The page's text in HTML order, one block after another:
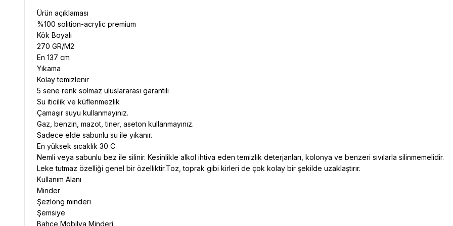
Ürün açıklaması
%100 solition-acrylic premium
Kök Boyalı
270 GR/M2
En 137 cm
Yıkama
Kolay temizlenir
5 sene renk solmaz uluslararası garantili
Su iticilik ve küflenmezlik
Çamaşır suyu kullanmayınız.
Gaz, benzin, mazot, tiner, aseton kullanmayınız.
Sadece elde sabunlu su ile yıkanır.
En yüksek sıcaklık 30 C
Nemli veya sabunlu bez ile silinir. Kesinlikle alkol ihtiva eden temizlik deterjanları, kolonya ve benzeri sıvılarla silinmemelidir.
Leke tutmaz özelliği genel bir özelliktir.Toz, toprak gibi kirleri de çok kolay bir şekilde uzaklaştırır.
Kullanım Alanı
Minder
Şezlong minderi
Şemsiye
Bahçe Mobilya Minderi